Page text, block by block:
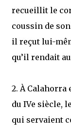
recueillit le
coussin de
il reçut lui-
qu’il rendait
2. À Calahorra
du IVe siècle,
qui servaient